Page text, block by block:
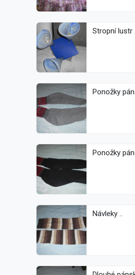
Stropní lustr
Návleky ..